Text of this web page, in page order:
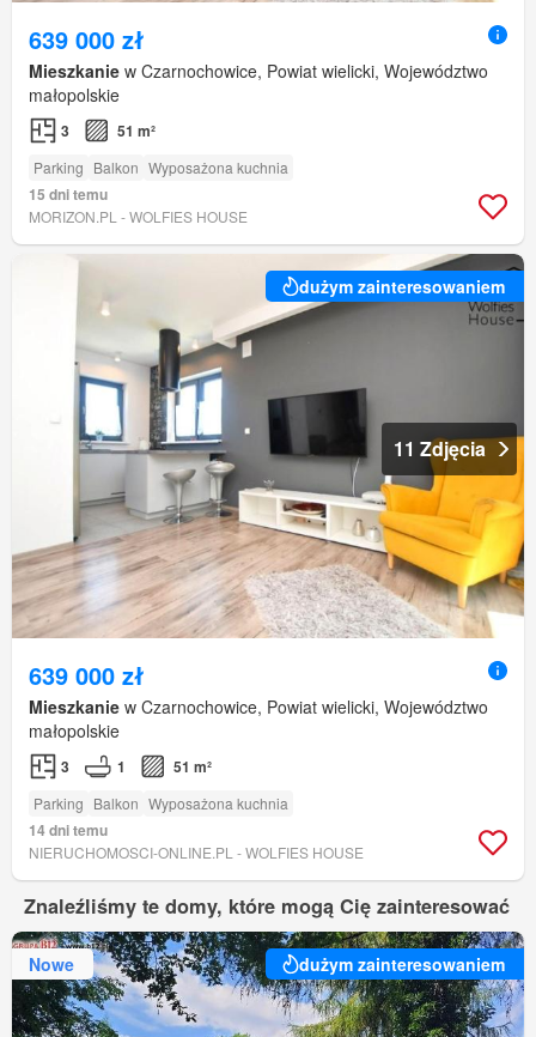
639 000 zł
Mieszkanie w Czarnochowice, Powiat wielicki, Województwo
małopolskie
3 51 m²
Parking Balkon Wyposażona kuchnia
15 dni temu
MORIZON.PL - WOLFIES HOUSE
dużym zainteresowaniem
11 Zdjęcia
639 000 zł
Mieszkanie w Czarnochowice, Powiat wielicki, Województwo
małopolskie
3 1 51 m²
Parking Balkon Wyposażona kuchnia
14 dni temu
NIERUCHOMOSCI-ONLINE.PL - WOLFIES HOUSE
Znaleźliśmy te domy, które mogą Cię zainteresować
Nowe dużym zainteresowaniem